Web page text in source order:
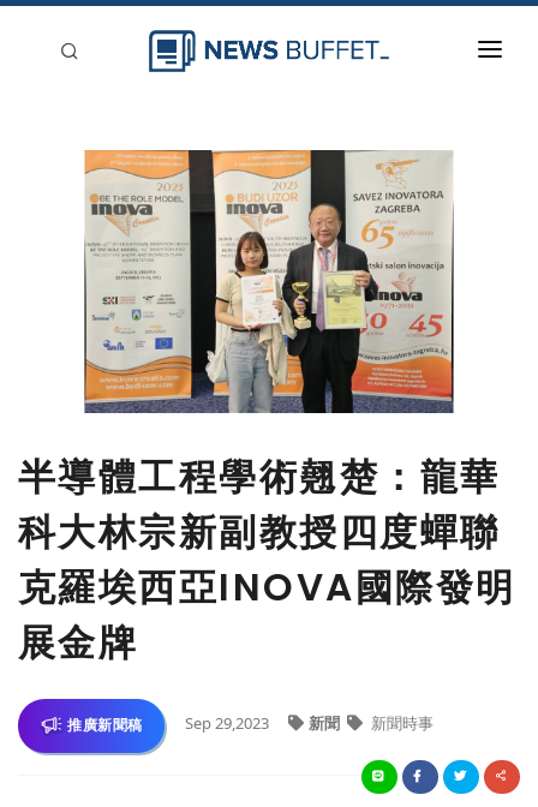
新聞稿分類
登入
刊登
半導體工程學術翹楚：龍華
科大林宗新副教授四度蟬聯
克羅埃西亞INOVA國際發明
展金牌
推廣新聞稿 Sep 29,2023 新聞 新聞時事